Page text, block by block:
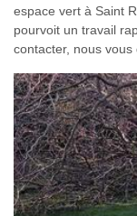
espace vert à Saint
pourvoit un travail
contacter, nous vous